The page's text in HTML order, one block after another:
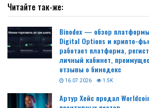
Читайте так-же:
Binodex — обзор
Digital Options и крипто-
работает платформа,
личный кабинет,
отзывы о бинодекс
16.07.2026 1.5K
Артур Хейс продал